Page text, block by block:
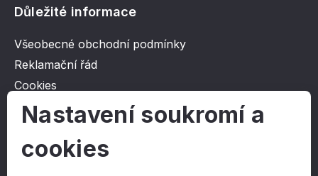
Důležité informace
Všeobecné obchodní podmínky
Reklamační řád
Cookies
Ochrana osobních údajů
O společnosti
Nastavení soukromí a
cookies